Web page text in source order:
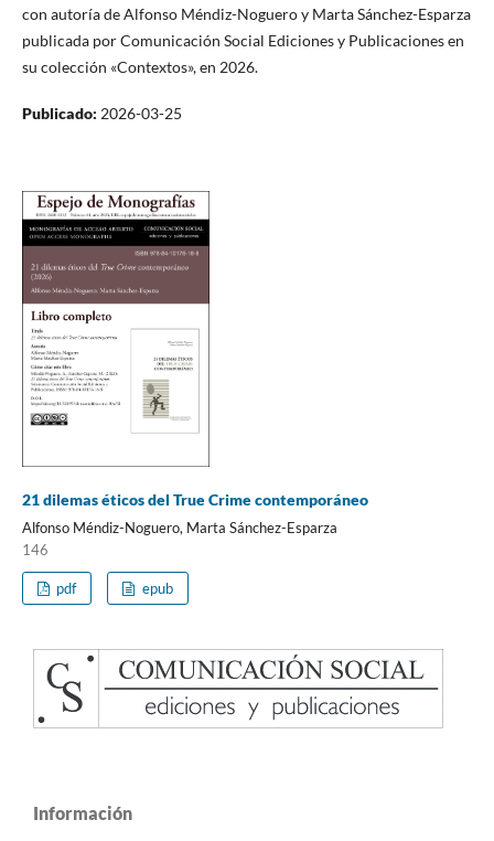
con autoría de Alfonso Méndiz-Noguero y Marta Sánchez-Esparza
publicada por Comunicación Social Ediciones y Publicaciones en
su colección «Contextos», en 2026.
Publicado: 2026-03-25
21 dilemas éticos del True Crime contemporáneo
Alfonso Méndiz-Noguero, Marta Sánchez-Esparza
146
pdf epub
Información